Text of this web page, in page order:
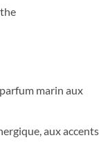
marin aux
aux accents